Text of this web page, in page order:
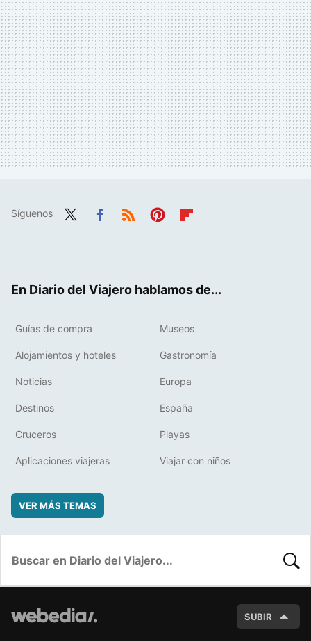
Síguenos
En Diario del Viajero hablamos de...
Guías de compra Museos
Alojamientos y hoteles Gastronomía
Noticias Europa
Destinos España
Cruceros Playas
Aplicaciones viajeras Viajar con niños
VER MÁS TEMAS
SUBIR